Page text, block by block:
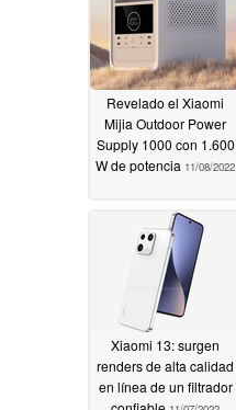
Revelado el Xiaomi
Mijia Outdoor Power
Supply 1000 con 1.600
W de potencia 11/08/2022
Xiaomi 13: surgen
renders de alta calidad
en línea de un filtrador